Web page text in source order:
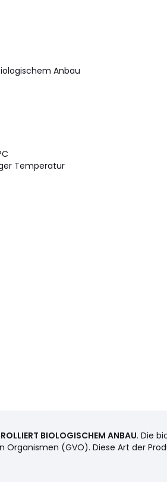
Anbau
Temperatur
BIOLOGISCHEM ANBAU. Die
(GVO). Diese Art der